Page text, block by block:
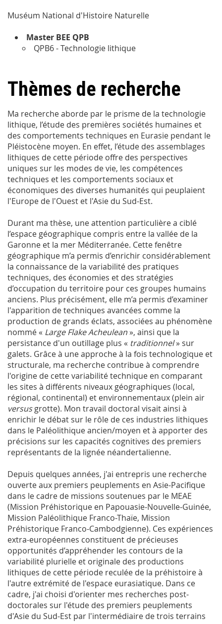
Muséum National d'Histoire Naturelle
Master BEE QPB
QPB6 - Technologie lithique
Thèmes de recherche
Ma recherche aborde par le prisme de la technologie
lithique, l’étude des premières sociétés humaines et
des comportements techniques en Eurasie pendant le
Pléistocène moyen. En effet, l’étude des assemblages
lithiques de cette période offre des perspectives
uniques sur les modes de vie, les compétences
techniques et les comportements sociaux et
économiques des diverses humanités qui peuplaient
l'Europe de l'Ouest et l'Asie du Sud-Est.
Durant ma thèse, une attention particulière a ciblé
l’espace géographique compris entre la vallée de la
Garonne et la mer Méditerranée. Cette fenêtre
géographique m’a permis d’enrichir considérablement
la connaissance de la variabilité des pratiques
techniques, des économies et des stratégies
d’occupation du territoire pour ces groupes humains
anciens. Plus précisément, elle m’a permis d’examiner
l'apparition de techniques avancées comme la
production de grands éclats, associées au phénomène
nommé « Large Flake Acheulean», ainsi que la
persistance d'un outillage plus « traditionnel» sur
galets. Grâce à une approche à la fois technologique et
structurale, ma recherche contribue à comprendre
l'origine de cette variabilité technique en comparant
les sites à différents niveaux géographiques (local,
régional, continental) et environnementaux (plein air
versusgrotte). Mon travail doctoral visait ainsi à
enrichir le débat sur le rôle de ces industries lithiques
dans le Paléolithique ancien/moyen et à apporter des
précisions sur les capacités cognitives des premiers
représentants de la lignée néandertalienne.
Depuis quelques années, j'ai entrepris une recherche
ouverte aux premiers peuplements en Asie-Pacifique
dans le cadre de missions soutenues par le MEAE
(Mission Préhistorique en Papouasie-Nouvelle-Guinée,
Mission Paléolithique Franco-Thaïe, Mission
Préhistorique Franco-Cambodgienne). Ces expériences
extra-européennes constituent de précieuses
opportunités d’appréhender les contours de la
variabilité plurielle et originale des productions
lithiques de cette période reculée de la préhistoire à
l'autre extrémité de l'espace eurasiatique. Dans ce
cadre, j'ai choisi d'orienter mes recherches post-
doctorales sur l'étude des premiers peuplements
d'Asie du Sud-Est par l'intermédiaire de trois terrains